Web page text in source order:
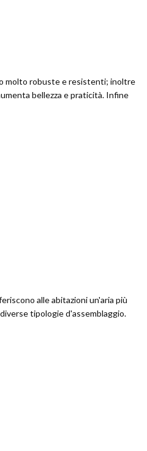
molto robuste e resistenti; inoltre
bellezza e praticità. Infine
alle abitazioni un'aria più
tipologie d'assemblaggio.